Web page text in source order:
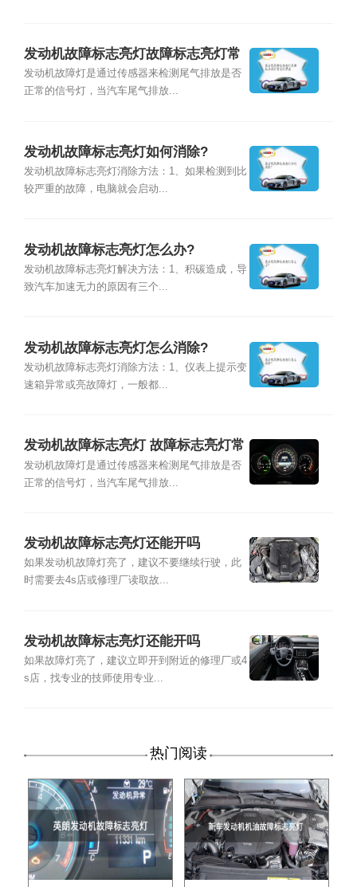
发动机故障标志亮灯故障标志亮灯常
见的原因
发动机故障灯是通过传感器来检测尾气排放是否
正常的信号灯，当汽车尾气排放...
发动机故障标志亮灯如何消除?
发动机故障标志亮灯消除方法：1、如果检测到比
较严重的故障，电脑就会启动...
发动机故障标志亮灯怎么办?
发动机故障标志亮灯解决方法：1、积碳造成，导
致汽车加速无力的原因有三个...
发动机故障标志亮灯怎么消除?
发动机故障标志亮灯消除方法：1、仪表上提示变
速箱异常或亮故障灯，一般都...
发动机故障标志亮灯 故障标志亮灯常
见的原因
发动机故障灯是通过传感器来检测尾气排放是否
正常的信号灯，当汽车尾气排放...
发动机故障标志亮灯还能开吗
如果发动机故障灯亮了，建议不要继续行驶，此
时需要去4s店或修理厂读取故...
发动机故障标志亮灯还能开吗
如果故障灯亮了，建议立即开到附近的修理厂或4
s店，找专业的技师使用专业...
热门阅读